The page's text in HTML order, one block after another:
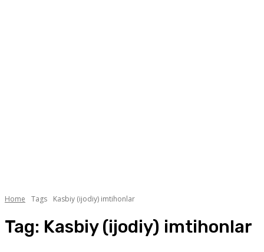
Home Tags Kasbiy (ijodiy) imtihonlar
Tag: Kasbiy (ijodiy) imtihonlar